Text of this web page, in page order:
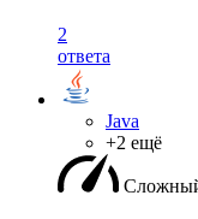
2
ответа
Java
+2 ещё